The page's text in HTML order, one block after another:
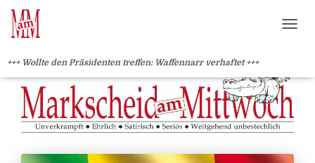
+++ Wollte den Präsidenten treffen: Waffennarr verhaftet +++